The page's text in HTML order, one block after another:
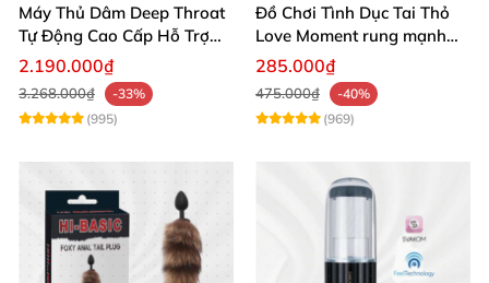
Máy Thủ Dâm Deep Throat
Tự Động Cao Cấp Hỗ Trợ
Gắn Tường
2.190.000₫
3.268.000₫
-33%
(995)
Đồ Chơi Tình Dục Tai Thỏ
Love Moment rung mạnh
mẽ êm ái
285.000₫
475.000₫
-40%
(969)